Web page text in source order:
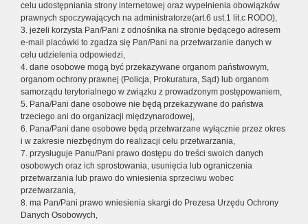
celu udostępniania strony internetowej oraz wypełnienia obowiązków
prawnych spoczywających na administratorze(art.6 ust.1 lit.c RODO),
3. jeżeli korzysta Pan/Pani z odnośnika na stronie będącego adresem
e-mail placówki to zgadza się Pan/Pani na przetwarzanie danych w
celu udzielenia odpowiedzi,
4. dane osobowe mogą być przekazywane organom państwowym,
organom ochrony prawnej (Policja, Prokuratura, Sąd) lub organom
samorządu terytorialnego w związku z prowadzonym postępowaniem,
5. Pana/Pani dane osobowe nie będą przekazywane do państwa
trzeciego ani do organizacji międzynarodowej,
6. Pana/Pani dane osobowe będą przetwarzane wyłącznie przez okres
i w zakresie niezbędnym do realizacji celu przetwarzania,
7. przysługuje Panu/Pani prawo dostępu do treści swoich danych
osobowych oraz ich sprostowania, usunięcia lub ograniczenia
przetwarzania lub prawo do wniesienia sprzeciwu wobec
przetwarzania,
8. ma Pan/Pani prawo wniesienia skargi do Prezesa Urzędu Ochrony
Danych Osobowych,